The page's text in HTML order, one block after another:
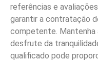
referências e
garantir a contratação
competente. Mantenha
desfrute da
qualificado pode